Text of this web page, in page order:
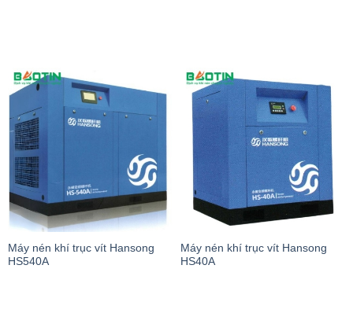
Máy nén khí trục vít Hansong
HS540A
Máy nén khí trục vít Hansong
HS40A